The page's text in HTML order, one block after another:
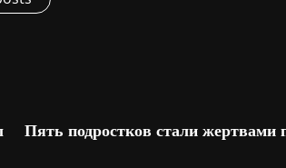
Пять подростков стали жертвами